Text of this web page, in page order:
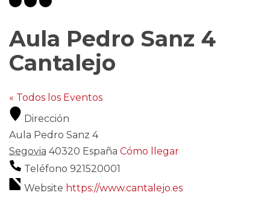
Aula Pedro Sanz 4
Cantalejo
« Todos los Eventos
Dirección
Aula Pedro Sanz 4
Segovia 40320 España Cómo llegar
Teléfono 921520001
Website https://www.cantalejo.es